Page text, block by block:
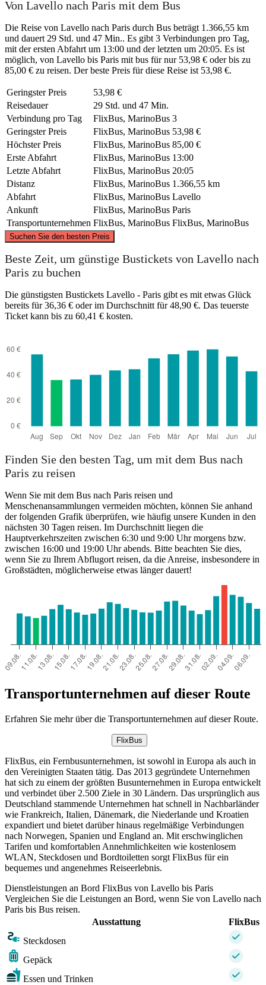
Von Lavello nach Paris mit dem Bus
Die Reise von Lavello nach Paris durch Bus beträgt 1.366,55 km
und dauert 29 Std. und 47 Min.. Es gibt 3 Verbindungen pro Tag,
mit der ersten Abfahrt um 13:00 und der letzten um 20:05. Es ist
möglich, von Lavello bis Paris mit bus für nur 53,98 € oder bis zu
85,00 € zu reisen. Der beste Preis für diese Reise ist 53,98 €.
Geringster Preis
53,98 €
Reisedauer
29 Std. und 47 Min.
Verbindung pro Tag
FlixBus, MarinoBus 3
Geringster Preis
FlixBus, MarinoBus 53,98 €
Höchster Preis
FlixBus, MarinoBus 85,00 €
Erste Abfahrt
FlixBus, MarinoBus 13:00
Letzte Abfahrt
FlixBus, MarinoBus 20:05
Distanz
FlixBus, MarinoBus 1.366,55 km
Abfahrt
FlixBus, MarinoBus Lavello
Ankunft
FlixBus, MarinoBus Paris
Transportunternehmen FlixBus, MarinoBus FlixBus, MarinoBus
Suchen Sie den besten Preis
©CARTO, © OpenStreetMapcontributors
Beste Zeit, um günstige Bustickets von Lavello nach
Paris zu buchen
Die günstigsten Bustickets Lavello - Paris gibt es mit etwas Glück
bereits für 36,36 € oder im Durchschnitt für 48,90 €. Das teuerste
Ticket kann bis zu 60,41 € kosten.
Finden Sie den besten Tag, um mit dem Bus nach
Paris zu reisen
Wenn Sie mit dem Bus nach Paris reisen und
Menschenansammlungen vermeiden möchten, können Sie anhand
der folgenden Grafik überprüfen, wie häufig unsere Kunden in den
nächsten 30 Tagen reisen. Im Durchschnitt liegen die
Hauptverkehrszeiten zwischen 6:30 und 9:00 Uhr morgens bzw.
zwischen 16:00 und 19:00 Uhr abends. Bitte beachten Sie dies,
wenn Sie zu Ihrem Abflugort reisen, da die Anreise, insbesondere in
Großstädten, möglicherweise etwas länger dauert!
Transportunternehmen auf dieser Route
Erfahren Sie mehr über die Transportunternehmen auf dieser Route.
FlixBus
FlixBus, ein Fernbusunternehmen, ist sowohl in Europa als auch in
den Vereinigten Staaten tätig. Das 2013 gegründete Unternehmen
hat sich zu einem der größten Busunternehmen in Europa entwickelt
und verbindet über 2.500 Ziele in 30 Ländern. Das ursprünglich aus
Deutschland stammende Unternehmen hat schnell in Nachbarländer
wie Frankreich, Italien, Dänemark, die Niederlande und Kroatien
expandiert und bietet darüber hinaus regelmäßige Verbindungen
nach Norwegen, Spanien und England an. Mit erschwinglichen
Tarifen und komfortablen Annehmlichkeiten wie kostenlosem
WLAN, Steckdosen und Bordtoiletten sorgt FlixBus für ein
bequemes und angenehmes Reiseerlebnis.
Dienstleistungen an Bord FlixBus von Lavello bis Paris
Vergleichen Sie die Leistungen an Bord, wenn Sie von Lavello nach
Paris bis Bus reisen.
Ausstattung
FlixBus
Steckdosen
Gepäck
Essen und Trinken